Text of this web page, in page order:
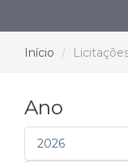
Início
Ano
2026